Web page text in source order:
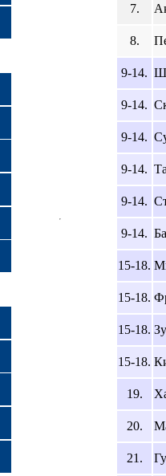
7.
8.
9-14.
9-14.
9-14.
9-14.
9-14.
9-14.
15-18.
15-18.
15-18.
15-18.
19.
20.
21.